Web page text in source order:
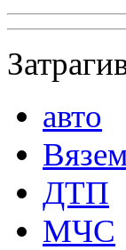
авто
ДТП
МЧС